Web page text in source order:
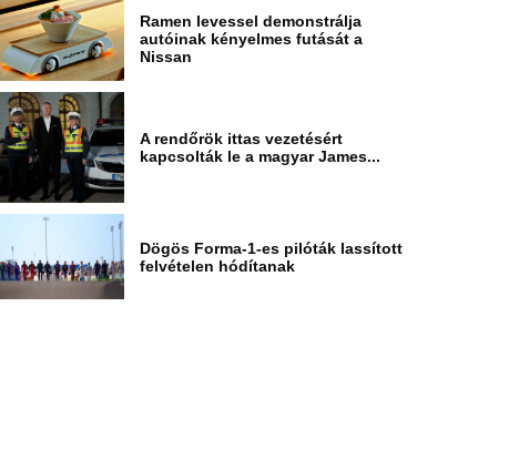
Ramen levessel demonstrálja
autóinak kényelmes futását a
Nissan
A rendőrök ittas vezetésért
kapcsolták le a magyar James...
Dögös Forma-1-es pilóták lassított
felvételen hódítanak